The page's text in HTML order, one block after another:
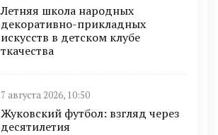
Летняя школа народных
декоративно-прикладных
искусств в детском клубе
ткачества
7 августа 2026, 10:50
Жуковский футбол: взгляд через
десятилетия